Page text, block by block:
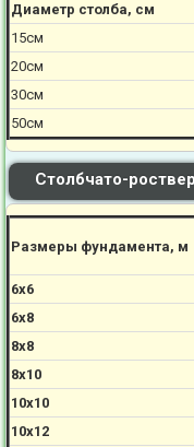
Диаметр столба, см
15см
20см
30см
50см
Столбчато-
Размеры фундамента, м
6х6
6х8
8х8
8х10
10х10
10х12